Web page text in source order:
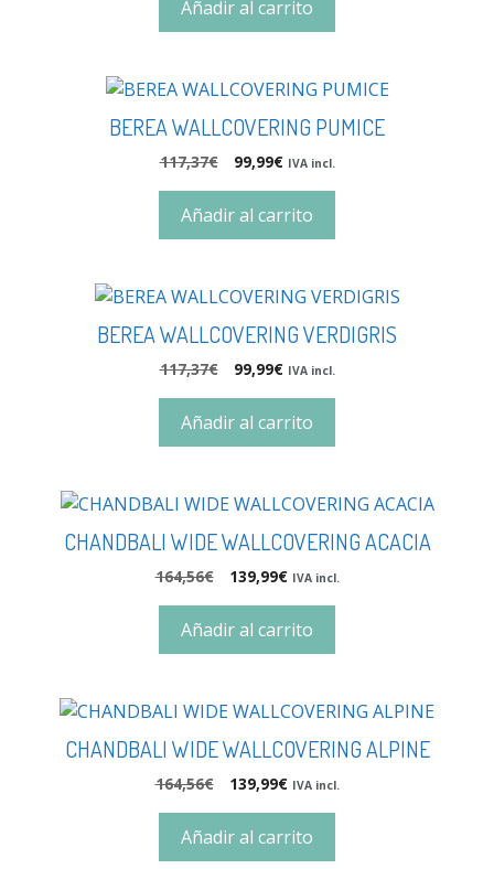
Añadir al carrito
BEREA WALLCOVERING PUMICE
117,37€ 99,99€ IVA incl.
Añadir al carrito
BEREA WALLCOVERING VERDIGRIS
117,37€ 99,99€ IVA incl.
Añadir al carrito
CHANDBALI WIDE WALLCOVERING ACACIA
164,56€ 139,99€ IVA incl.
Añadir al carrito
CHANDBALI WIDE WALLCOVERING ALPINE
164,56€ 139,99€ IVA incl.
Añadir al carrito